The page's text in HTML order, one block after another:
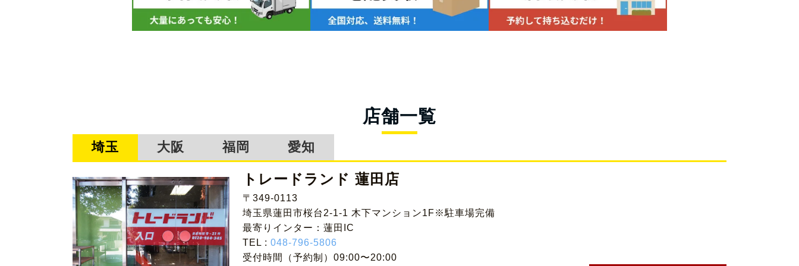
店舗一覧
埼玉 大阪 福岡 愛知
トレードランド 蓮田店
〒349-0113
埼玉県蓮田市桜台2-1-1 木下マンション1F※駐車場完備
最寄りインター：蓮田IC
TEL : 048-796-5806
受付時間（予約制）09:00〜20:00